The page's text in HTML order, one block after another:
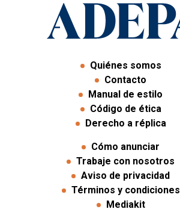
Quiénes somos
Contacto
Manual de estilo
Código de ética
Derecho a réplica
Cómo anunciar
Trabaje con nosotros
Aviso de privacidad
Términos y condiciones
Mediakit